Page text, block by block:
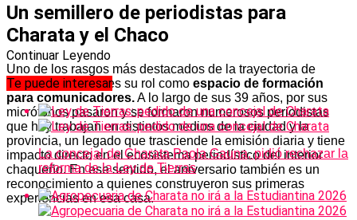
Un semillero de periodistas para
Charata y el Chaco
Uno de los rasgos más destacados de la trayectoria de
Radio Nueva Era es su rol como espacio de formación
para comunicadores.A lo largo de sus 39 años, por sus
micrófonos pasaron y se formaron numerosos periodistas
que hoy trabajan en distintos medios de la ciudad y la
provincia, un legado que trasciende la emisión diaria y tiene
impacto directo en el ecosistema periodístico del interior
chaqueño. En ese sentido, el aniversario también es un
reconocimiento a quienes construyeron sus primeras
experiencias en esa casa.
Continuar Leyendo
Te puede interesar
La concejal de Charata Paola Gauna, pidió rechazar la
reforma de la Ley de Tierras